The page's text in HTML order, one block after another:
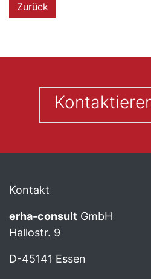
Zurück
Kontakt
erha-consult GmbH
Hallostr. 9
D-45141 Essen